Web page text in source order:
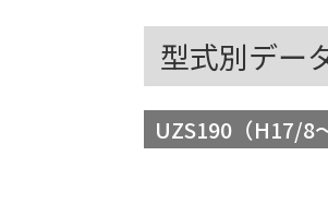
型式別デー
UZS190（H17/8